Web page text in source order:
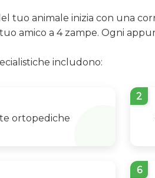
tuo animale inizia con una
amico a 4 zampe. Ogni
includono:
ortopediche
2
6